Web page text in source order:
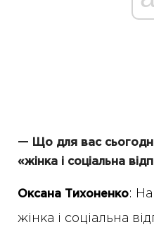
— Що для вас
«жінка і соціальна
Оксана Тихоненко:
жінка і соціальна